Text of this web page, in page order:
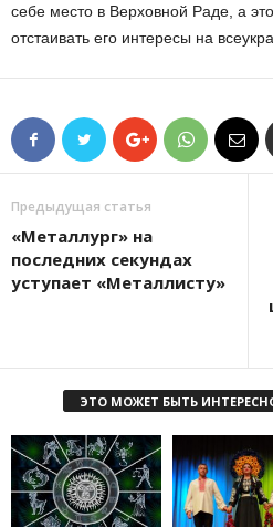
себе место в Верховной Раде, а
отстаивать его интересы на
Предыдущая статья
«Металлург» на
последних секундах
уступает «Металлисту»
ЭТО МОЖЕТ БЫТЬ